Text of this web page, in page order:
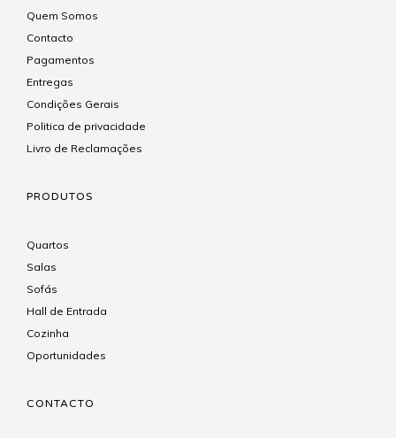
Quem Somos
Contacto
Pagamentos
Entregas
Condições Gerais
Politica de privacidade
Livro de Reclamações
PRODUTOS
Quartos
Salas
Sofás
Hall de Entrada
Cozinha
Oportunidades
CONTACTO